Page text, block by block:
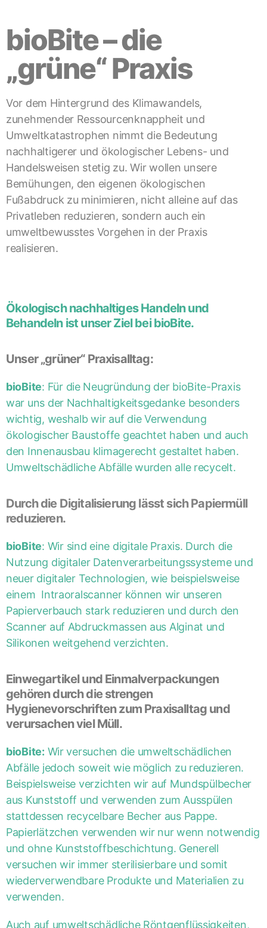
„grüne“ Praxis
bioBite – die
„grüne“ Praxis
Vor dem Hintergrund des Klimawandels,
zunehmender Ressourcenknappheit und
Umweltkatastrophen nimmt die Bedeutung
nachhaltigerer und ökologischer Lebens- und
Handelsweisen stetig zu. Wir wollen unsere
Bemühungen, den eigenen ökologischen
Fußabdruck zu minimieren, nicht alleine auf das
Privatleben reduzieren, sondern auch ein
umweltbewusstes Vorgehen in der Praxis
realisieren.
Ökologisch nachhaltiges Handeln und
Behandeln ist unser Ziel bei bioBite.
Unser „grüner“ Praxisalltag:
bioBite: Für die Neugründung der bioBite-Praxis
war uns der Nachhaltigkeitsgedanke besonders
wichtig, weshalb wir auf die Verwendung
ökologischer Baustoffe geachtet haben und auch
den Innenausbau klimagerecht gestaltet haben.
Umweltschädliche Abfälle wurden alle recycelt.
Durch die Digitalisierung lässt sich Papiermüll
reduzieren.
bioBite: Wir sind eine digitale Praxis. Durch die
Nutzung digitaler Datenverarbeitungssysteme und
neuer digitaler Technologien, wie beispielsweise
einem Intraoralscanner können wir unseren
Papierverbauch stark reduzieren und durch den
Scanner auf Abdruckmassen aus Alginat und
Silikonen weitgehend verzichten.
Einwegartikel und Einmalverpackungen
gehören durch die strengen
Hygienevorschriften zum Praxisalltag und
verursachen viel Müll.
bioBite: Wir versuchen die umweltschädlichen
Abfälle jedoch soweit wie möglich zu reduzieren.
Beispielsweise verzichten wir auf Mundspülbecher
aus Kunststoff und verwenden zum Ausspülen
stattdessen recycelbare Becher aus Pappe.
Papierlätzchen verwenden wir nur wenn notwendig
und ohne Kunststoffbeschichtung. Generell
versuchen wir immer sterilisierbare und somit
wiederverwendbare Produkte und Materialien zu
verwenden.
Auch auf umweltschädliche Röntgenflüssigkeiten,